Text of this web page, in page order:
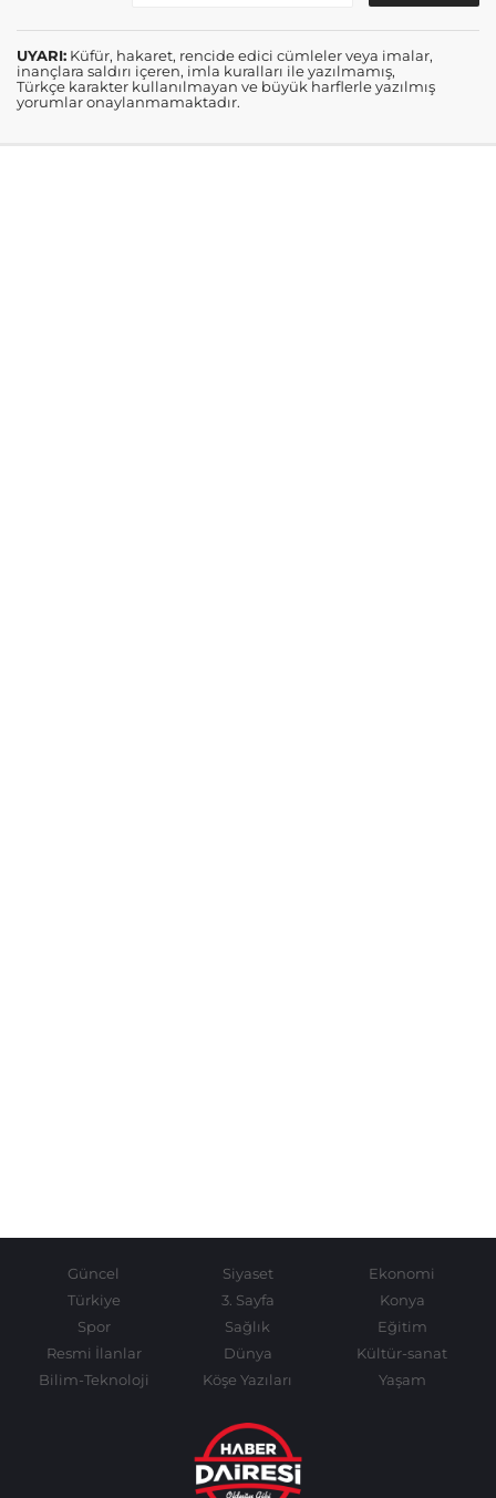
UYARI: Küfür, hakaret, rencide edici cümleler veya imalar,
inançlara saldırı içeren, imla kuralları ile yazılmamış,
Türkçe karakter kullanılmayan ve büyük harflerle yazılmış
yorumlar onaylanmamaktadır.
Güncel Siyaset
Ekonomi
Türkiye
3. Sayfa
Konya
Spor
Sağlık
Eğitim
Resmi İlanlar
Dünya
Kültür-sanat
Bilim-Teknoloji
Köşe Yazıları Yaşam